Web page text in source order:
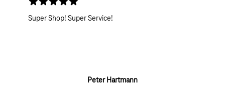
5 selected Stars
Super Shop! Super Service!
Peter Hartmann